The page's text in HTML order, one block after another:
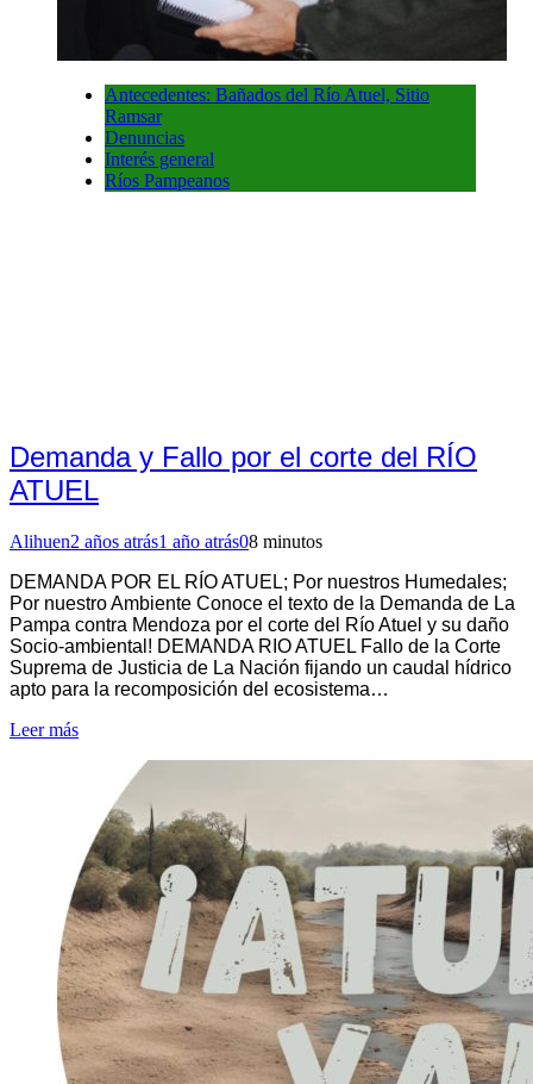
Antecedentes: Bañados del Río Atuel, Sitio
Ramsar
Denuncias
Interés general
Ríos Pampeanos
Demanda y Fallo por el corte del RÍO
ATUEL
Alihuen2 años atrás1 año atrás08 minutos
DEMANDA POR EL RÍO ATUEL; Por nuestros Humedales;
Por nuestro Ambiente Conoce el texto de la Demanda de La
Pampa contra Mendoza por el corte del Río Atuel y su daño
Socio-ambiental! DEMANDA RIO ATUEL Fallo de la Corte
Suprema de Justicia de La Nación fijando un caudal hídrico
apto para la recomposición del ecosistema…
Leer más